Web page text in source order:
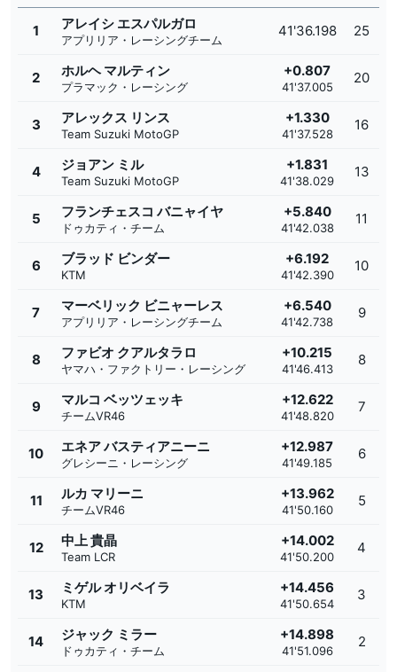
1 アレイシ エスパルガロ
アプリリア・レーシングチーム
41'36.198 25
2 ホルヘ マルティン
プラマック・レーシング
+0.807
41'37.005
20
3 アレックス リンス
Team Suzuki MotoGP
+1.330
41'37.528
16
4 ジョアン ミル
Team Suzuki MotoGP
+1.831
41'38.029
13
5 フランチェスコ バニャイヤ
ドゥカティ・チーム
+5.840
41'42.038
11
6 ブラッド ビンダー
KTM
+6.192
41'42.390
10
7 マーベリック ビニャーレス
アプリリア・レーシングチーム
+6.540
41'42.738
9
8 ファビオ クアルタラロ
ヤマハ・ファクトリー・レーシング
+10.215
41'46.413
8
9 マルコ ベッツェッキ
チームVR46
+12.622
41'48.820
7
10 エネア バスティアニーニ
グレシーニ・レーシング
+12.987
41'49.185
6
11 ルカ マリーニ
チームVR46
+13.962
41'50.160
5
12 中上 貴晶
Team LCR
+14.002
41'50.200
4
13 ミゲル オリベイラ
KTM
+14.456
41'50.654
3
14 ジャック ミラー
ドゥカティ・チーム
+14.898
41'51.096
2